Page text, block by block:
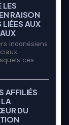
LES
RAISON
AUX
indonésiens
ces
AFFILIÉS
DU